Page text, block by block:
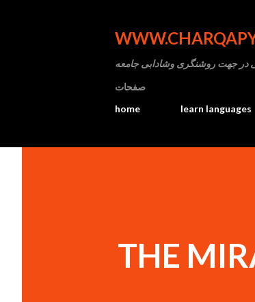
در جهت روشنگری وشادابی جامعه
صفحات
home
learn languages
THE